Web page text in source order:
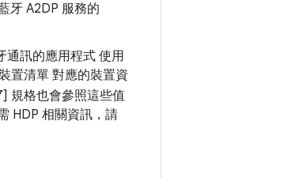
牙 A2DP 服務的
通訊的應用程式 使用
置清單 對應的裝置資
規格也會參照這些值
HDP 相關資訊，請